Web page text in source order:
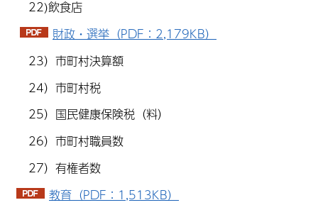
22)飲食店
財政・選挙（PDF：2,179KB）
23）市町村決算額
24）市町村税
25）国民健康保険税（料）
26）市町村職員数
27）有権者数
教育（PDF：1,513KB）